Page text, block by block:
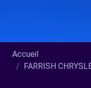
Accueil
FARRISH